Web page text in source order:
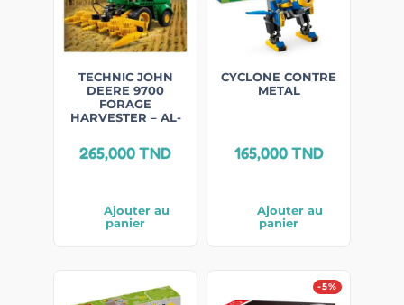
TECHNIC JOHN
DEERE 9700
FORAGE
HARVESTER – AL-
265,000TND
Ajouter au
panier
CYCLONE CONTRE
METAL
165,000TND
Ajouter au
panier
-5%